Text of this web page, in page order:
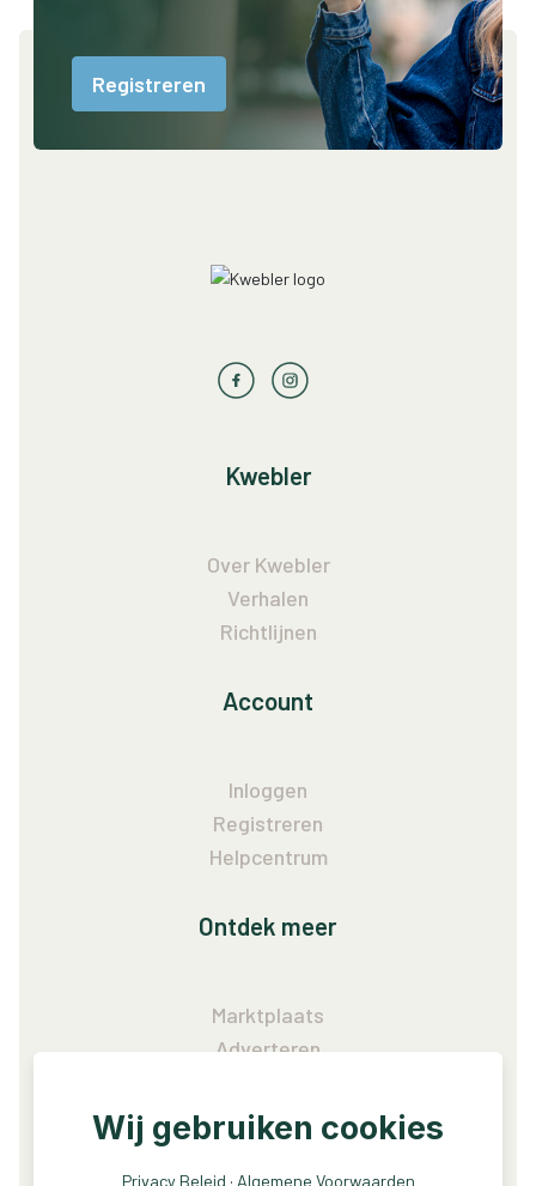
Wij gebruiken cookies
Privacy Beleid · Algemene Voorwaarden
Registreren
Kwebler
Over Kwebler
Verhalen
Richtlijnen
Account
Inloggen
Registreren
Helpcentrum
Ontdek meer
Marktplaats
Adverteren